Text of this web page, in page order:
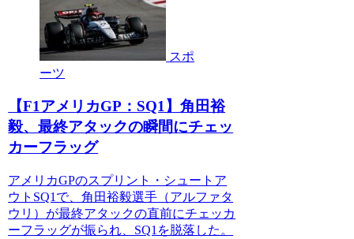
スポ
ーツ
【F1アメリカGP：SQ1】角田裕
毅、最終アタックの瞬間にチェッ
カーフラッグ
アメリカGPのスプリント・シュートア
ウトSQ1で、角田裕毅選手（アルファタ
ウリ）が最終アタックの直前にチェッカ
ーフラッグが振られ、SQ1を脱落した。